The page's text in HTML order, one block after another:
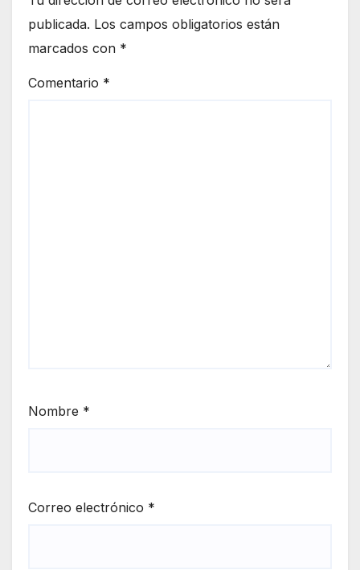
publicada. Los campos obligatorios están
marcados con *
Comentario *
Nombre *
Correo electrónico *